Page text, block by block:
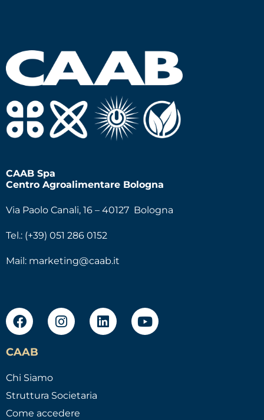
CAAB Spa
Centro Agroalimentare Bologna
Via Paolo Canali, 16 – 40127 Bologna
Tel.: (+39) 051 286 0152
Mail: marketing@caab.it
CAAB
Chi Siamo
Struttura Societaria
Come accedere